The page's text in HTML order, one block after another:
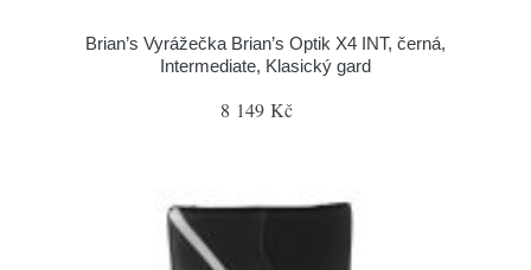
Brian’s Vyrážečka Brian’s Optik X4 INT, černá,
Intermediate, Klasický gard
8 149 Kč